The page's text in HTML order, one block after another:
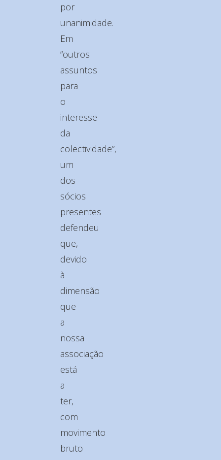
por
unanimidade.
Em
“outros
assuntos
para
o
interesse
da
colectividade”,
um
dos
sócios
presentes
defendeu
que,
devido
à
dimensão
que
a
nossa
associação
está
a
ter,
com
movimento
bruto